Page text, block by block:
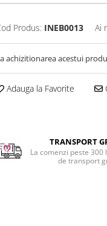
Produs: INEB0013 Ai
achizitionarea acestui
Adauga la Favorite
TRANSPORT
La comenzi peste 300
de transport